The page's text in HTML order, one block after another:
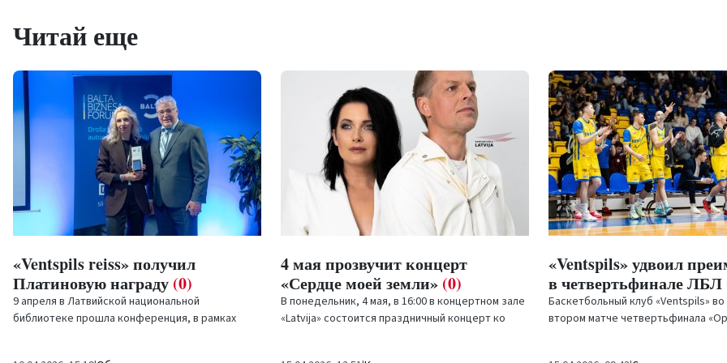
Читай еще
«Ventspils reiss» получил
Платиновую награду (0)
9 апреля в Латвийской национальной
библиотеке прошла конференция, в рамках
4 мая прозвучит концерт
«Сердце моей земли» (0)
В понедельник, 4 мая, в 16:00 в концертном зале
«Latvija» состоится праздничный концерт ко
«Ventspils» удвоил
в четвертьфинале ЛБЛ
Баскетбольный клуб «Ventspils»
втором матче четвертьфинала